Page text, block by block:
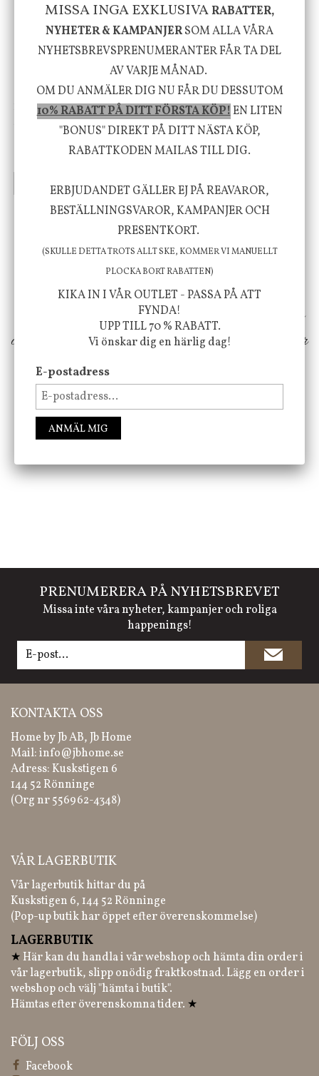
House Doctor
Skål, Hands marmor
-20%
KÖP
Nicolas Vahé
Serveringsfat, Ostron,
Stengods
415 kr
INFO KÖP
Vi vill förmedla känsla, upplevelse och
välbefinnande för dig och ditt hem! Med
inspiration från naturen och dess färgpalett
erbjuder vi omsorgsfullt utvalda produkter som
ökar trivsel i ditt hem och ger det lilla extra för
att öka ditt välmående!
FÖLJ OSS PÅ INSTAGRAM @JBHOME
PRENUMERERA PÅ NYHETSBREVET
Missa inte våra nyheter, kampanjer och roliga
happenings!
KONTAKTA OSS
Home by Jb AB, Jb Home
Mail:info@jbhome.se
Adress: Kuskstigen 6
144 52 Rönninge
(Org nr 556962-4348)
VÅR LAGERBUTIK
Vår lagerbutik hittar du på
Kuskstigen 6, 144 52 Rönninge
(Pop-up butik har öppet efter överenskommelse)
LAGERBUTIK
★ Här kan du handla i vår webshop och hämta din order i
vår lagerbutik, slipp onödig fraktkostnad. Lägg en order i
webshop och välj "hämta i butik".
Hämtas efter överenskomna tider. ★
FÖLJ OSS
Facebook
MISSA INGA EXKLUSIVARABATTER,
NYHETER & KAMPANJERSOM ALLA VÅRA
NYHETSBREVSPRENUMERANTER FÅR TA DEL
AV VARJE MÅNAD.
OM DU ANMÄLER DIG NU FÅR DU DESSUTOM
10% RABATT PÅ DITT FÖRSTA KÖP!EN LITEN
"BONUS" DIREKT PÅ DITT NÄSTA KÖP,
RABATTKODEN MAILAS TILL DIG.
ERBJUDANDET GÄLLER EJ PÅ REAVAROR,
BESTÄLLNINGSVAROR, KAMPANJER OCH
PRESENTKORT.
(SKULLE DETTA TROTS ALLT SKE, KOMMER VI MANUELLT
PLOCKA BORT RABATTEN)
KIKA IN I VÅR OUTLET - PASSA PÅ ATT
FYNDA!
UPP TILL 70 % RABATT.
Vi önskar dig en härlig dag!
E-postadress
ANMÄL MIG